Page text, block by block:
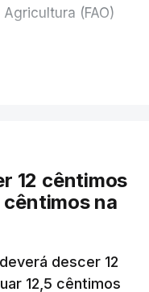
(FAO)
e conflitos na
elevar os
mensais
subiu para
12 cêntimos
cêntimos na
descer 12
12,5 cêntimos